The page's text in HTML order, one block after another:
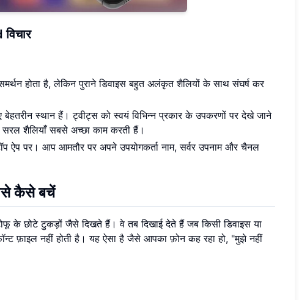
होता है, लेकिन पुराने डिवाइस बहुत अलंकृत शैलियों के साथ संघर्ष कर
बेहतरीन स्थान हैं। ट्वीट्स को स्वयं विभिन्न प्रकार के उपकरणों पर देखे जाने
शैलियाँ सबसे अच्छा काम करती हैं।
ऐप पर। आप आमतौर पर अपने उपयोगकर्ता नाम, सर्वर उपनाम और चैनल
कैसे बचें
के छोटे टुकड़ों जैसे दिखते हैं। वे तब दिखाई देते हैं जब किसी डिवाइस या
फ़ाइल नहीं होती है। यह ऐसा है जैसे आपका फ़ोन कह रहा हो, "मुझे नहीं